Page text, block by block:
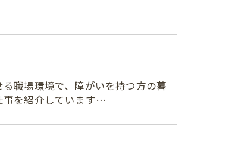
職場環境で、障がいを持つ方の暮
事を紹介しています…